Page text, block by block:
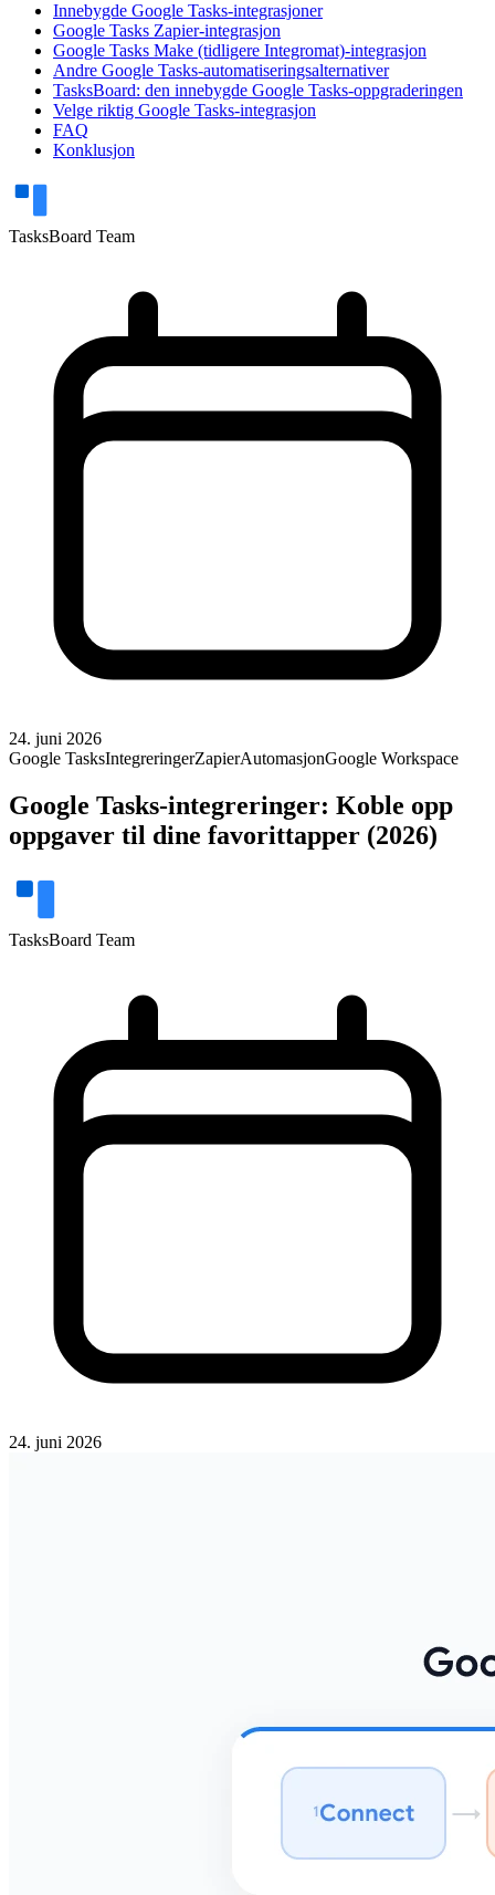
Innebygde Google Tasks-integrasjoner
Google Tasks Zapier-integrasjon
Google Tasks Make (tidligere Integromat)-integrasjon
Andre Google Tasks-automatiseringsalternativer
TasksBoard: den innebygde Google Tasks-oppgraderingen
Velge riktig Google Tasks-integrasjon
FAQ
Konklusjon
TasksBoard Team
24. juni 2026
Google TasksIntegreringerZapierAutomasjonGoogle Workspace
Google Tasks-integreringer: Koble opp
oppgaver til dine favorittapper (2026)
TasksBoard Team
24. juni 2026